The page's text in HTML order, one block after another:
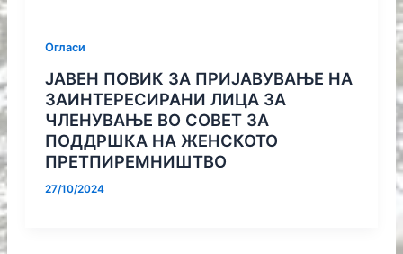
Огласи
ЈАВЕН ПОВИК ЗА ПРИЈАВУВАЊЕ НА
ЗАИНТЕРЕСИРАНИ ЛИЦА ЗА
ЧЛЕНУВАЊЕ ВО СОВЕТ ЗА
ПОДДРШКА НА ЖЕНСКОТО
ПРЕТПИРЕМНИШТВО
27/10/2024